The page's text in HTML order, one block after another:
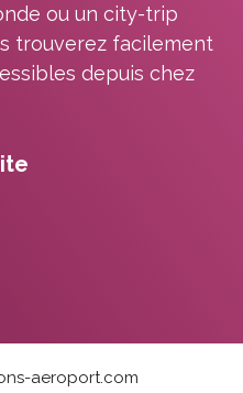
ou un city-trip
trouverez facilement
depuis chez
aeroport.com